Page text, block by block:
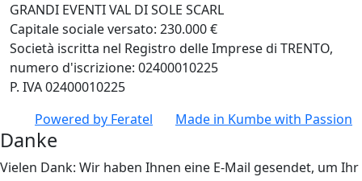
GRANDI EVENTI VAL DI SOLE SCARL
Capitale sociale versato: 230.000 €
Società iscritta nel Registro delle Imprese di TRENTO,
numero d'iscrizione: 02400010225
P. IVA 02400010225
Powered by Feratel Made in Kumbewith Passion
Danke
Vielen Dank: Wir haben Ihnen eine E-Mail gesendet, um Ihr